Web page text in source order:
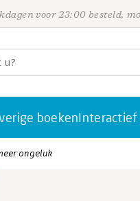
voor 23:00 besteld,
boekenInteractief
ongeluk